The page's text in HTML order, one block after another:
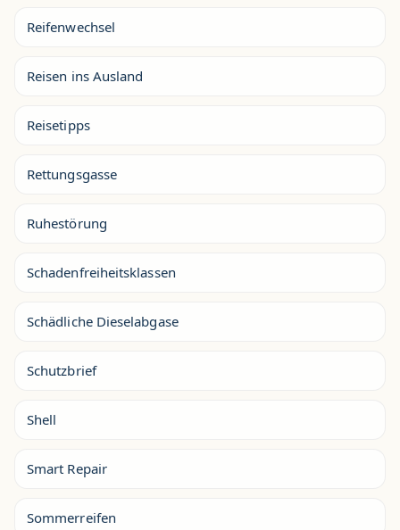
Reifenwechsel
Reisen ins Ausland
Reisetipps
Rettungsgasse
Ruhestörung
Schadenfreiheitsklassen
Schädliche Dieselabgase
Schutzbrief
Shell
Smart Repair
Sommerreifen